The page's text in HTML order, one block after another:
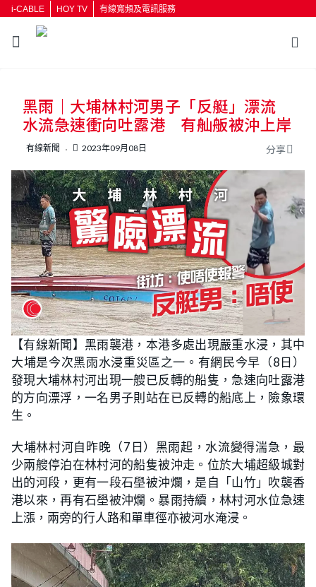
i-CABLE HOY TV 有線寬頻及電訊服務
按輸入鍵開始搜尋
黑雨｜大埔林村河男子「反艇」漂流
水流急速衝向吐露港 有舢舨被沖上岸
有線新聞 2023年09月08日 分享
【有線新聞】黑雨襲港，本港多處出現嚴重水浸，其中
大埔是今次黑雨水浸重災區之一。有網民今早（8日）
發現大埔林村河出現一艘已反轉的船隻，急速向吐露港
的方向漂浮，一名男子則站在已反轉的船底上，險象環
生。
大埔林村河自昨晚（7日）黑雨起，水流變得湍急，最
少兩艘停泊在林村河的船隻被沖走。位於大埔超級城對
出的河段，更有一段石壆被沖爛，是自「山竹」吹襲香
港以來，再有石壆被沖爛。暴雨持續，林村河水位急速
上漲，兩旁的行人路和單車徑亦被河水淹浸。